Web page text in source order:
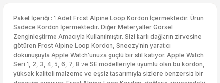
Paket İçeriği : 1 Adet Frost Alpine Loop Kordon İçermektedir. Ürün
Sadece Kordon İçermektedir. Diğer Meteryaller Görsel
Zenginleştirme Amacıyla Kullanılmıştır. Sizi karlı dağların zirvesine
götüren Frost Alpine Loop Kordon, Sneezy'nin yaratıcı
dokunuşuyla Apple Watch'unuza güçlü bir stil katıyor. Apple Watch
Seri 1, 2, 3, 4, 5, 6, 7, 8 ve SE modelleriyle uyumlu olan bu kordon,
yüksek kaliteli malzeme ve eşsiz tasarımıyla sizlere benzersiz bir